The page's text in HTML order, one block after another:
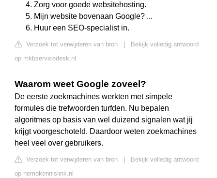
Zorg voor goede websitehosting.
Mijn website bovenaan Google? ...
Huur een SEO-specialist in.
Verzoek tot verwijderen van bron
Bekijk volledig antwoord
op mkbservicedesk.nl
Waarom weet Google zoveel?
De eerste zoekmachines werkten met simpele
formules die trefwoorden turfden. Nu bepalen
algoritmes op basis van wel duizend signalen wat jij
krijgt voorgeschoteld. Daardoor weten zoekmachines
heel veel over gebruikers.
Verzoek tot verwijderen van bron
Bekijk volledig antwoord
op nemokennislink.nl